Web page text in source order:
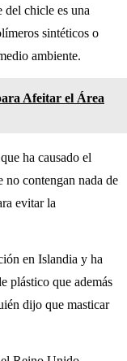
del chicle es una
sintéticos o
ambiente.
Afeitar el Área
ha causado el
no contengan nada de
evitar la
en Islandia y ha
plástico que además
dijo que masticar